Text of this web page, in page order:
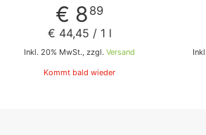
€ 8 89
Inkl. 20% MwSt., zzgl. Versand
€ 44,45 / 1 l
Kommt bald wieder